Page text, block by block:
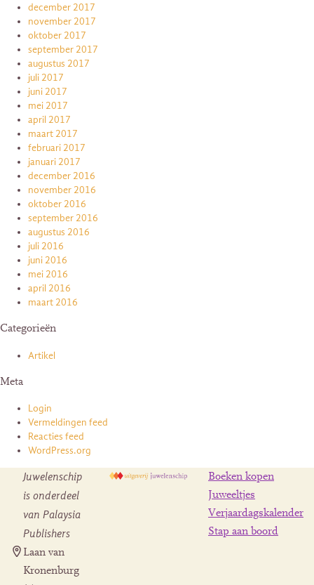
december 2017
november 2017
oktober 2017
september 2017
augustus 2017
juli 2017
juni 2017
mei 2017
april 2017
maart 2017
februari 2017
januari 2017
december 2016
november 2016
oktober 2016
september 2016
augustus 2016
juli 2016
juni 2016
mei 2016
april 2016
maart 2016
Categorieën
Artikel
Meta
Login
Vermeldingen feed
Reacties feed
WordPress.org
Juwelenschip
is onderdeel
van Palaysia
Publishers
Laan van
Kronenburg
Boeken kopen
Juweeltjes
Verjaardagskalender
Stap aan boord